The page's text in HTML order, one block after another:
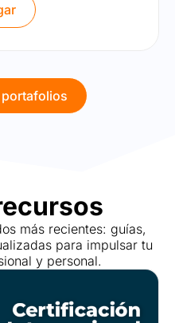
más recientes: guías,
para impulsar tu
y personal.